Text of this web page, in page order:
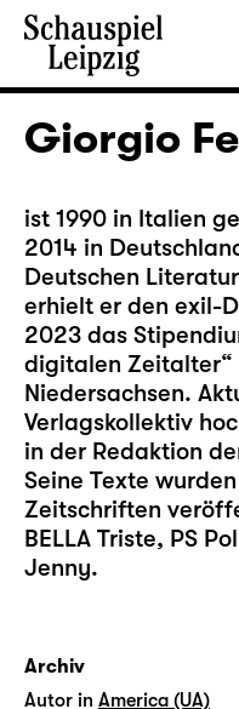
Giorgio
ist 1990 in Italien
2014 in
Deutschen
erhielt er den exil-
2023 das
digitalen Zeitalter“
Niedersachsen.
Verlagskollektiv
in der Redaktion
Seine Texte
Zeitschriften
BELLA Triste, PS
Jenny.
Archiv
Autor in America (UA)